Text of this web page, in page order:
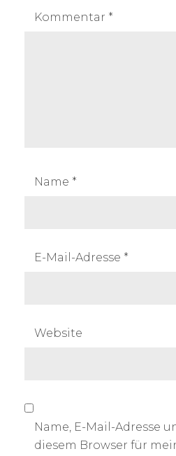
Kommentar *
Name *
E-Mail-Adresse *
Website
Name, E-Mail-Adresse
diesem Browser für